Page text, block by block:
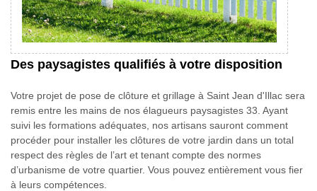
Des paysagistes qualifiés à votre disposition
Votre projet de pose de clôture et grillage à Saint Jean d'Illac sera
remis entre les mains de nos élagueurs paysagistes 33. Ayant
suivi les formations adéquates, nos artisans sauront comment
procéder pour installer les clôtures de votre jardin dans un total
respect des règles de l’art et tenant compte des normes
d’urbanisme de votre quartier. Vous pouvez entièrement vous fier
à leurs compétences.